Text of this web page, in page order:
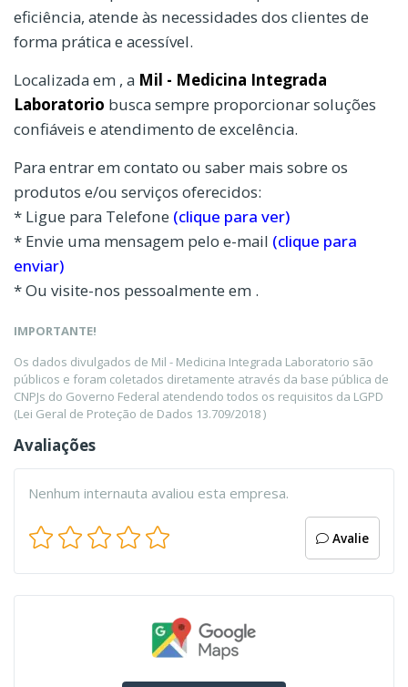
eficiência, atende às necessidades dos clientes de
forma prática e acessível.
Localizada em , a Mil - Medicina Integrada
Laboratorio busca sempre proporcionar soluções
confiáveis e atendimento de excelência.
Para entrar em contato ou saber mais sobre os
produtos e/ou serviços oferecidos:
* Ligue para Telefone (clique para ver)
* Envie uma mensagem pelo e-mail (clique para
enviar)
* Ou visite-nos pessoalmente em .
IMPORTANTE!
Os dados divulgados de Mil - Medicina Integrada Laboratorio são
públicos e foram coletados diretamente através da base pública de
CNPJs do Governo Federal atendendo todos os requisitos da LGPD
(Lei Geral de Proteção de Dados 13.709/2018 )
Avaliações
Nenhum internauta avaliou esta empresa.
Avalie